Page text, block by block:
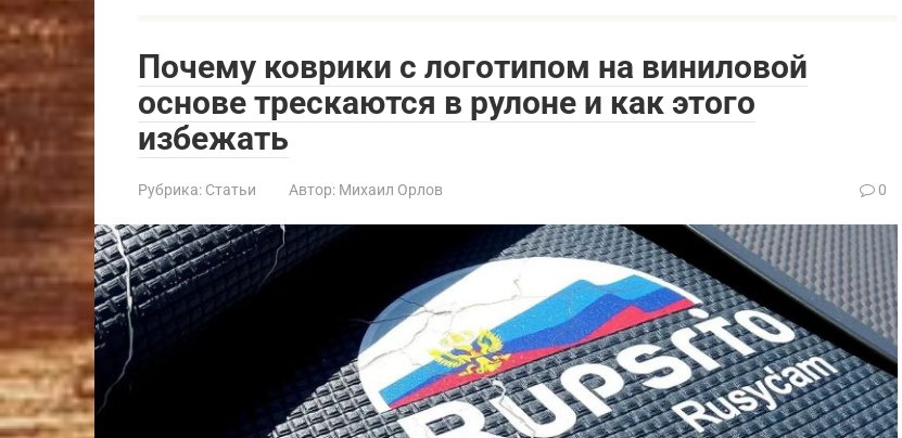
Почему коврики с логотипом на виниловой
основе трескаются в рулоне и как этого
избежать
Рубрика: Статьи Автор: Михаил Орлов 0